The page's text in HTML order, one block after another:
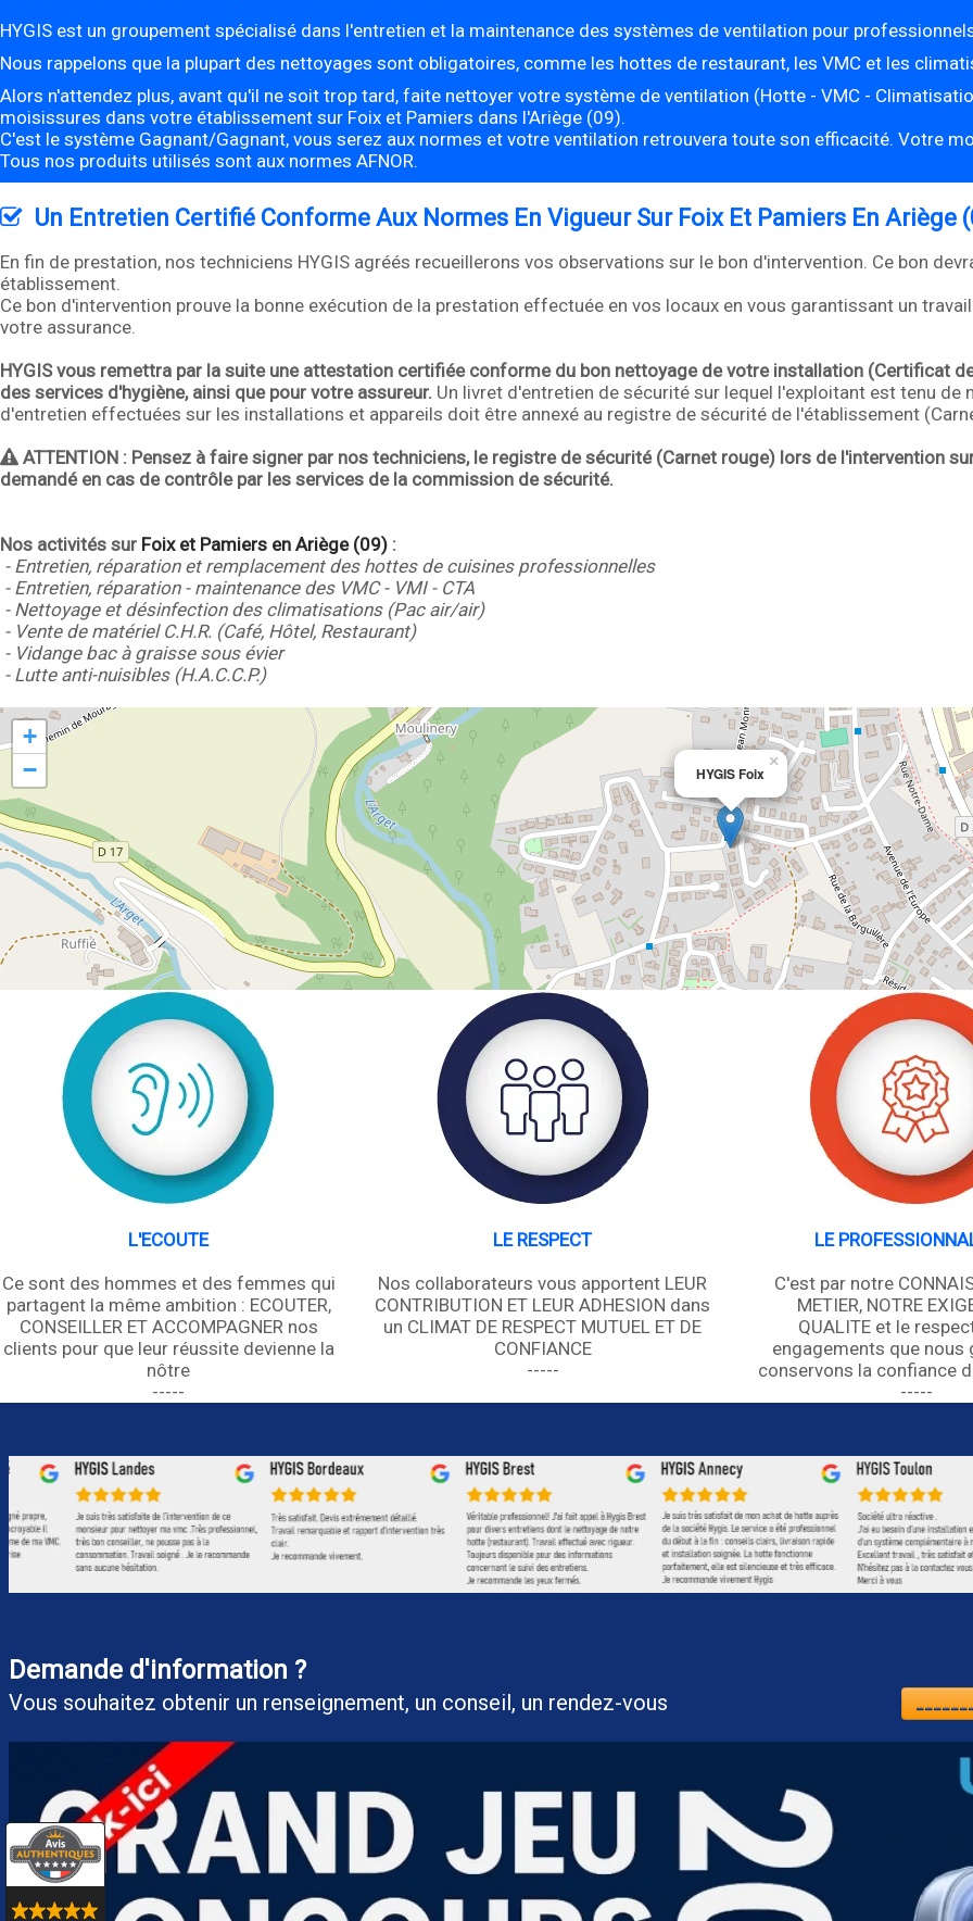
HYGIS est un groupement spécialisé dans l'entretien et la maintenance des systèmes de ventilation pour
Nous rappelons que la plupart des nettoyages sont obligatoires, comme les hottes de restaurant, les VMC et les
Alors n'attendez plus, avant qu'il ne soit trop tard, faite nettoyer votre système de ventilation (Hotte - VMC -
moisissures dans votre établissement sur Foix et Pamiers dans l'Ariège (09).
C'est le système Gagnant/Gagnant, vous serez aux normes et votre ventilation retrouvera toute son efficacité. Votre
Tous nos produits utilisés sont aux normes AFNOR.
Un Entretien Certifié Conforme Aux Normes En Vigueur Sur Foix Et Pamiers En Ariège
En fin de prestation, nos techniciens HYGIS agréés recueillerons vos observations sur le bon d'intervention. Ce bon
établissement.
Ce bon d'intervention prouve la bonne exécution de la prestation effectuée en vos locaux en vous garantissant un
votre assurance.
HYGIS vous remettra par la suite une attestation certifiée conforme du bon nettoyage de votre installation (Certificat
des services d'hygiène, ainsi que pour votre assureur. Un livret d'entretien de sécurité sur lequel l'exploitant est tenu
d'entretien effectuées sur les installations et appareils doit être annexé au registre de sécurité de l'établissement
ATTENTION : Pensez à faire signer par nos techniciens, le registre de sécurité (Carnet rouge) lors de l'intervention
demandé en cas de contrôle par les services de la commission de sécurité.
Nos activités sur Foix et Pamiers en Ariège (09) :
- Entretien, réparation et remplacement des hottes de cuisines professionnelles
- Entretien, réparation - maintenance des VMC - VMI - CTA
- Nettoyage et désinfection des climatisations (Pac air/air)
- Vente de matériel C.H.R. (Café, Hôtel, Restaurant)
- Vidange bac à graisse sous évier
- Lutte anti-nuisibles (H.A.C.C.P.)
HYGIS Foix
×
+
−
L'ECOUTE
Ce sont des hommes et des femmes qui
partagent la même ambition : ECOUTER,
CONSEILLER ET ACCOMPAGNER nos
clients pour que leur réussite devienne la
nôtre
-----
LE RESPECT
Nos collaborateurs vous apportent LEUR
CONTRIBUTION ET LEUR ADHESION dans
un CLIMAT DE RESPECT MUTUEL ET DE
CONFIANCE
-----
LE
C'est par notre
METIER, NOTRE
QUALITE et le
engagements que nous
conservons la confiance
-----
Demande d'information ?
Vous souhaitez obtenir un renseignement, un conseil, un rendez-vous